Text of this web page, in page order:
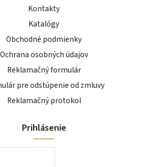
Kontakty
Katalógy
Obchodné podmienky
Ochrana osobných údajov
Reklamačný formulár
pre odstúpenie od zmluvy
Reklamačný protokol
Prihlásenie